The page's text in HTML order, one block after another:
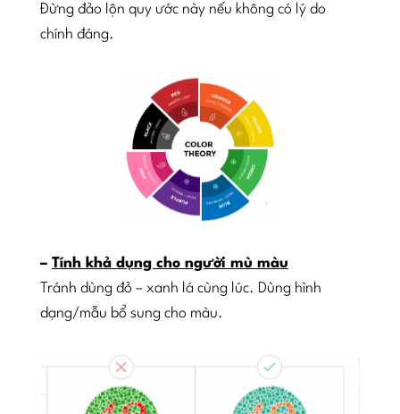
Đừng đảo lộn quy ước này nếu không có lý do
chính đáng.
– Tínhkhả dụng cho người mù màu
Tránh dùng đỏ – xanh lá cùng lúc. Dùng hình
dạng/mẫu bổ sung cho màu.